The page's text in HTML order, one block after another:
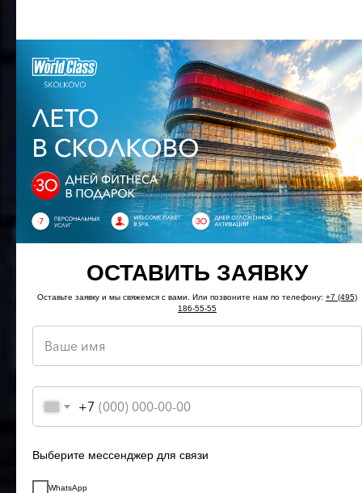
ОСТАВИТЬ ЗАЯВКУ
Оставьте заявку и мы свяжемся с вами. Или позвоните нам по телефону: +7 (495)
186-55-55
+7
Выберите мессенджер для связи
WhatsApp